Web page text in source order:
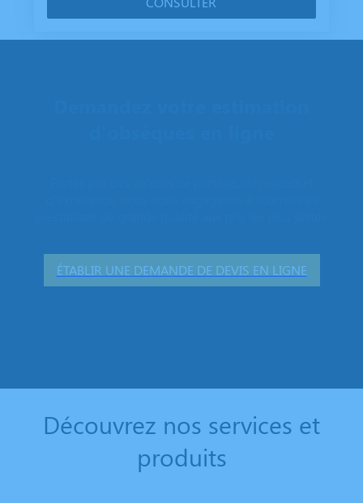
ÉTABLIR UNE DEMANDE DE DEVIS EN LIGNE
Découvrez nos services et
produits